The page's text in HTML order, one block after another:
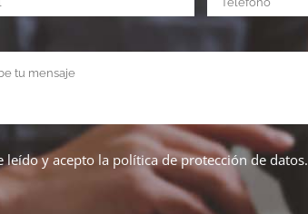
leído y acepto la política de protección de datos.